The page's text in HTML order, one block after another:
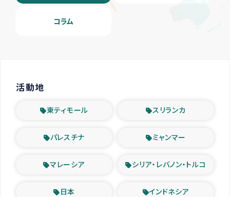
コラム
活動地
東ティモール スリランカ
パレスチナ ミャンマー
マレーシア シリア・レバノン・トルコ
日本 インドネシア